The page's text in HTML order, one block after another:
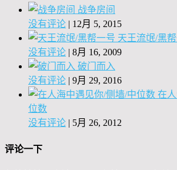
战争房间
没有评论 | 12月 5, 2015
天王流氓/黑
没有评论 | 8月 16, 2009
破门而入
没有评论 | 9月 29, 2016
在
位数
没有评论 | 5月 26, 2012
评论一下